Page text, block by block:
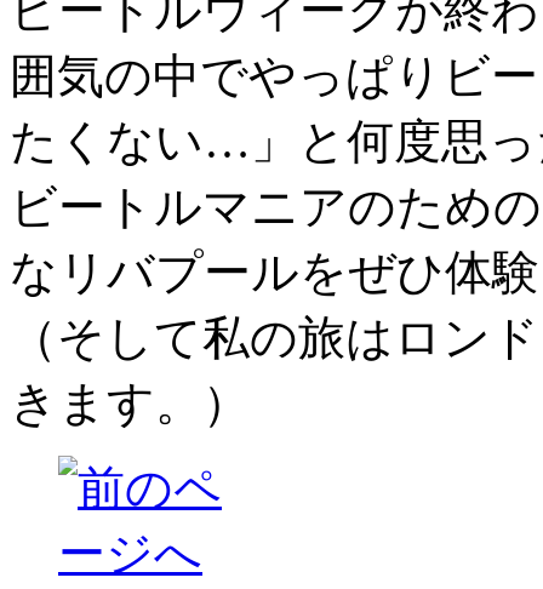
ビートルウィークが終
囲気の中でやっぱりビ
たくない…」と何度思
ビートルマニアのため
なリバプールをぜひ体
（そして私の旅はロン
きます。）